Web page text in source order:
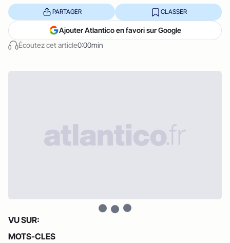
Écoutez cet article0:00min
PARTAGER CLASSER
Ajouter Atlantico en favori sur Google
VU SUR:
MOTS-CLES